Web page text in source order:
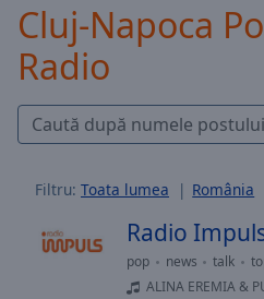
Skip
Forward
Mute
Current
Time0:00
Loaded:
Stream
TypeLIVE
Cluj-Napoca
Radio
Filtru: Toata lumea România
Radio
pop news talk
ALINA EREMIA &